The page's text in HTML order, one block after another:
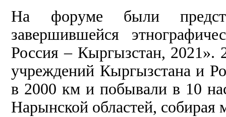
На форуме были
завершившейся
Россия – Кыргызстан, 2021».
учреждений Кыргызстана и
в 2000 км и побывали в 10
Нарынской областей,